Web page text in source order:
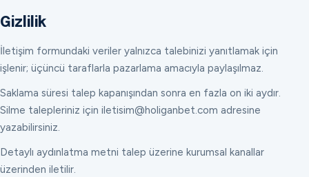
Gizlilik
İletişim formundaki veriler yalnızca talebinizi yanıtlamak için
işlenir; üçüncü taraflarla pazarlama amacıyla paylaşılmaz.
Saklama süresi talep kapanışından sonra en fazla on iki aydır.
Silme talepleriniz için iletisim@holiganbet.com adresine
yazabilirsiniz.
Detaylı aydınlatma metni talep üzerine kurumsal kanallar
üzerinden iletilir.